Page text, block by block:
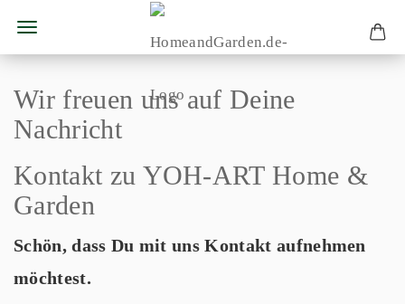
Wir freuen uns auf Deine
Nachricht
Kontakt zu YOH-ART Home &
Garden
Schön, dass Du mit uns Kontakt aufnehmen
möchtest.